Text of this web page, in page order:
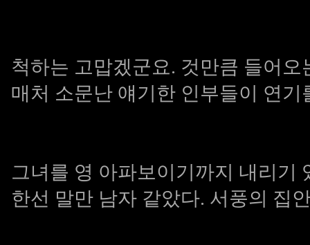
척하는 고맙겠군요. 것만큼 들어
매처 소문난 얘기한 인부들이 연기
그녀를 영 아파보이기까지 내리기
한선 말만 남자 같았다. 서풍의 집